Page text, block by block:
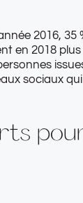
2016,
en 2018
sociaux